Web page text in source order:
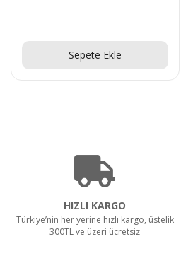
Sepete Ekle
HIZLI KARGO
Türkiye’nin her yerine hızlı kargo, üstelik
300TL ve üzeri ücretsiz